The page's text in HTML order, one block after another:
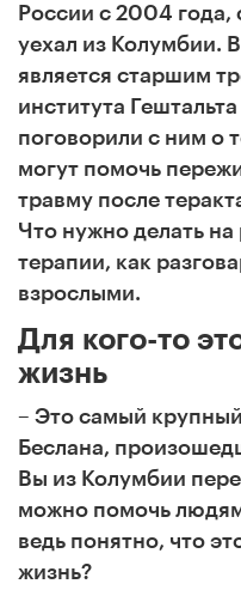
России с 2004 года,
уехал из Колумбии.
является старшим
института
поговорили с ним о
могут помочь
травму после
Что нужно делать на
терапии, как
взрослыми.
Для кого-то
жизнь
– Это самый
Беслана,
Вы из Колумбии
можно помочь
ведь понятно, что
жизнь?